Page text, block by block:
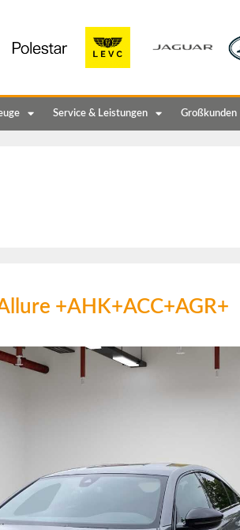
Service & Leistungen Großkunden
+AHK+ACC+AGR+